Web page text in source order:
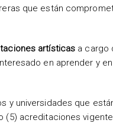
que están
artísticas a cargo
en aprender y
y universidades que
(5) acreditaciones